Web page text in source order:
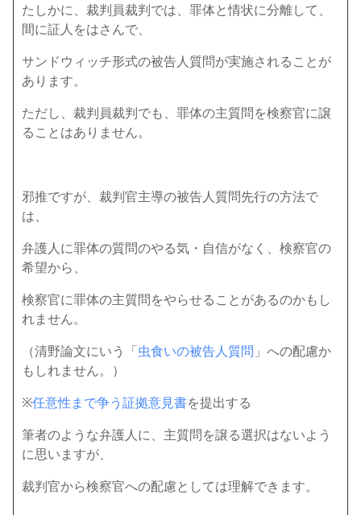
たしかに、裁判員裁判では、罪体と情状に分離して、
間に証人をはさんで、
サンドウィッチ形式の被告人質問が実施されることが
あります。
ただし、裁判員裁判でも、罪体の主質問を検察官に譲
ることはありません。
邪推ですが、裁判官主導の被告人質問先行の方法で
は、
弁護人に罪体の質問のやる気・自信がなく、検察官の
希望から、
検察官に罪体の主質問をやらせることがあるのかもし
れません。
（清野論文にいう「虫食いの被告人質問 」への配慮か
もしれません。）
※任意性まで争う証拠意見書を提出する
筆者のような弁護人に、主質問を譲る選択はないよう
に思いますが、
裁判官から検察官への配慮としては理解できます。